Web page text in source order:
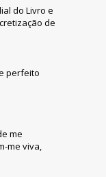
do Livro e
de
perfeito
me
me viva,